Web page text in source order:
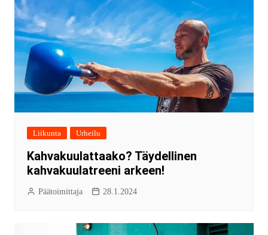
Liikunta Urheilu
Kahvakuulattaako? Täydellinen
kahvakuulatreeni arkeen!
Päätoimittaja 28.1.2024